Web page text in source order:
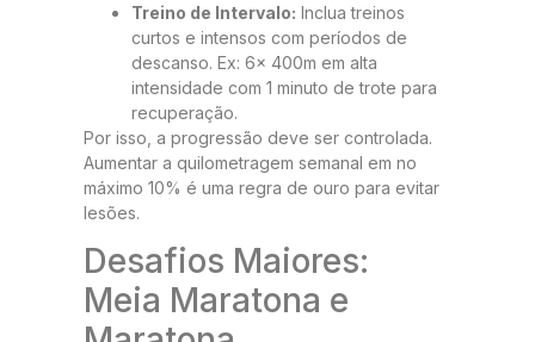
Treino de Intervalo: Inclua treinos
curtos e intensos com períodos de
descanso. Ex: 6x 400m em alta
intensidade com 1 minuto de trote para
recuperação.
Por isso, a progressão deve ser controlada.
Aumentar a quilometragem semanal em no
máximo 10% é uma regra de ouro para evitar
lesões.
Desafios Maiores:
Meia Maratona e